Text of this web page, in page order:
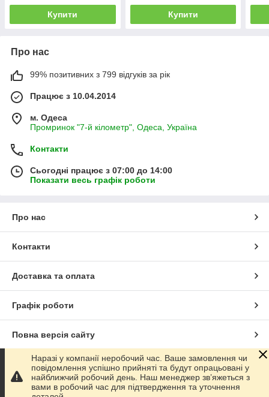
Купити Купити
Про нас
99% позитивних з 799 відгуків за рік
Працює з 10.04.2014
м. Одеса
Промринок "7-й кілометр", Одеса, Україна
Контакти
Сьогодні працює з 07:00 до 14:00
Показати весь графік роботи
Про нас
Контакти
Доставка та оплата
Графік роботи
Повна версія сайту
Сайт створено на маркетплейсі Prom.ua
Політика конфіденційності
Наразі у компанії неробочий час. Ваше замовлення чи
повідомлення успішно прийняті та будут опрацьовані у
найближчий робочий день. Наш менеджер зв’яжеться з
вами в робочий час для підтвердження та уточнення